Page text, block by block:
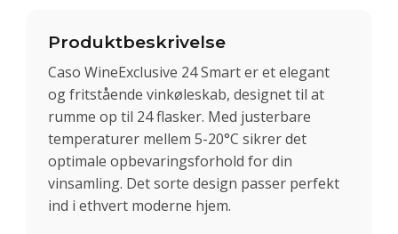
Produktbeskrivelse
Caso WineExclusive 24 Smart er et elegant
og fritstående vinkøleskab, designet til at
rumme op til 24 flasker. Med justerbare
temperaturer mellem 5-20°C sikrer det
optimale opbevaringsforhold for din
vinsamling. Det sorte design passer perfekt
ind i ethvert moderne hjem.